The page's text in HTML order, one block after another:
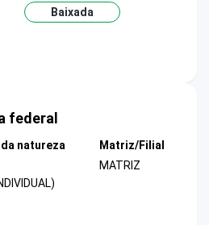
Baixada
federal
natureza
Matriz/Filial
MATRIZ